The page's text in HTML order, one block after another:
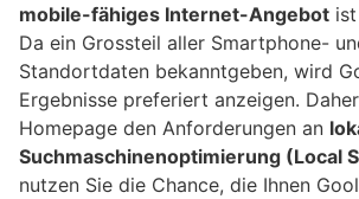
mobile-fähiges Internet-Angebot
Da ein Grossteil aller Smartphone-
Standortdaten bekanntgeben, wird
Ergebnisse preferiert anzeigen.
Homepage den Anforderungen an
Suchmaschinenoptimierung (Local
nutzen Sie die Chance, die Ihnen